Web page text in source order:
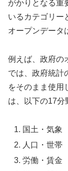
がかりとなる重
いるカテゴリー
オープンデータ
例えば、政府の
では、政府統計
をそのまま使用
は、以下の17分
国土・気象
人口・世帯
労働・賃金